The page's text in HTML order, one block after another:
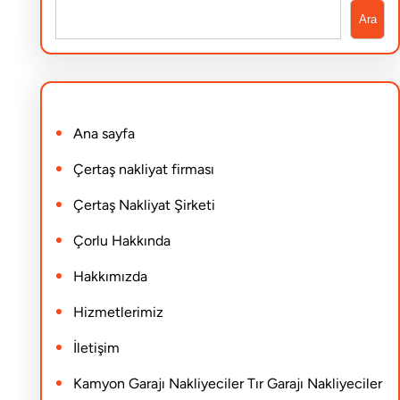
e
a
c
h
Ara
Ana sayfa
Çertaş nakliyat firması
Çertaş Nakliyat Şirketi
Çorlu Hakkında
Hakkımızda
Hizmetlerimiz
İletişim
Kamyon Garajı Nakliyeciler Tır Garajı Nakliyeciler